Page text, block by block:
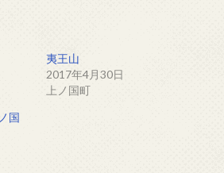
夷王山
2017年4月30日
上ノ国町
国